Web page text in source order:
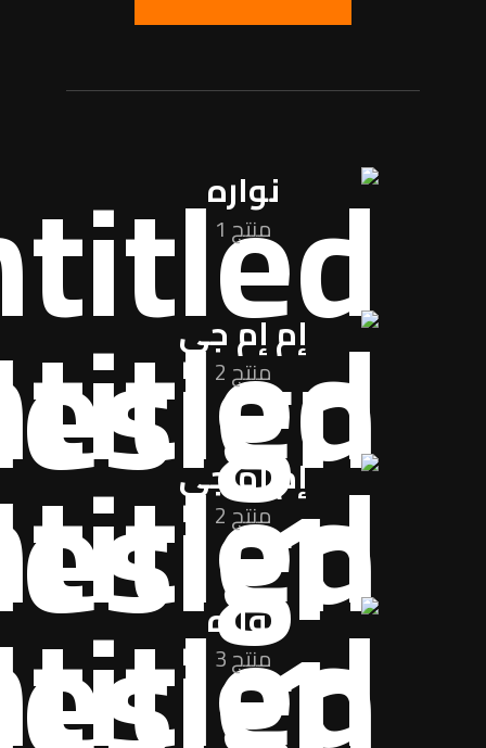
نواره
منتج 1
إم إم جي
منتج 2
إم إم جي
منتج 2
نواره
منتج 3